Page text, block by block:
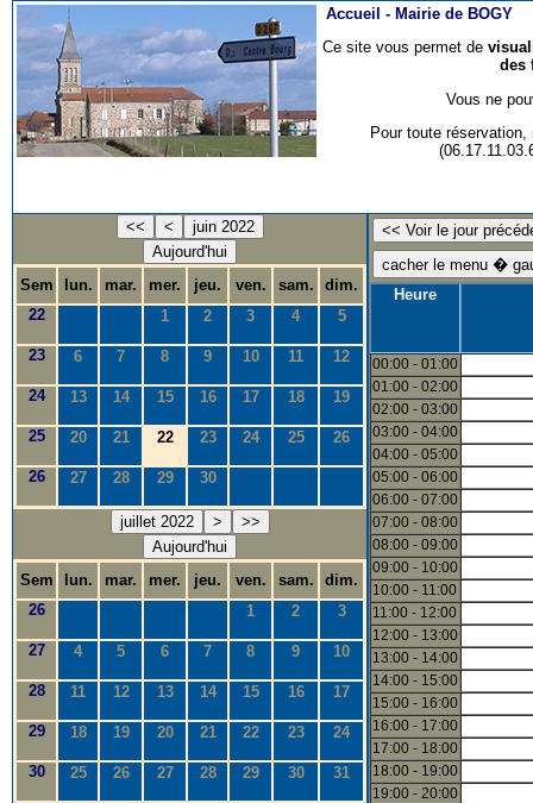
Accueil - Mairie de BOGY
Ce site vous permet de
des
Vous ne
Pour toute
<< <
juin 2022
Aujourd'hui
Sem
lun. mar. mer. jeu. ven. sam.
dim.
22
1 2 3 4 5
23 6 7 8 9 10 11 12
24 13 14 15 16 17 18 19
25 20 21 22 23 24 25 26
26 27 28 29 30
juillet 2022 >
>>
Aujourd'hui
Sem
lun. mar. mer. jeu. ven. sam.
dim.
26
1 2 3
27 4 5 6 7 8 9 10
28 11 12 13 14 15 16 17
29 18 19 20 21 22 23 24
30 25 26 27 28 29 30 31
Heure
00:00 - 01:00
01:00 - 02:00
02:00 - 03:00
03:00 - 04:00
04:00 - 05:00
05:00 - 06:00
06:00 - 07:00
07:00 - 08:00
08:00 - 09:00
09:00 - 10:00
10:00 - 11:00
11:00 - 12:00
12:00 - 13:00
13:00 - 14:00
14:00 - 15:00
15:00 - 16:00
16:00 - 17:00
17:00 - 18:00
18:00 - 19:00
19:00 - 20:00